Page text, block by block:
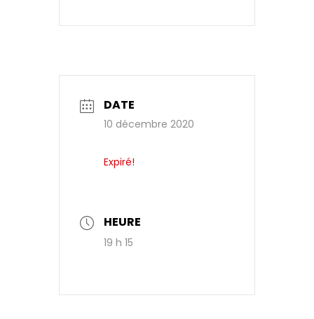
DATE
10 décembre 2020
Expiré!
HEURE
19 h 15